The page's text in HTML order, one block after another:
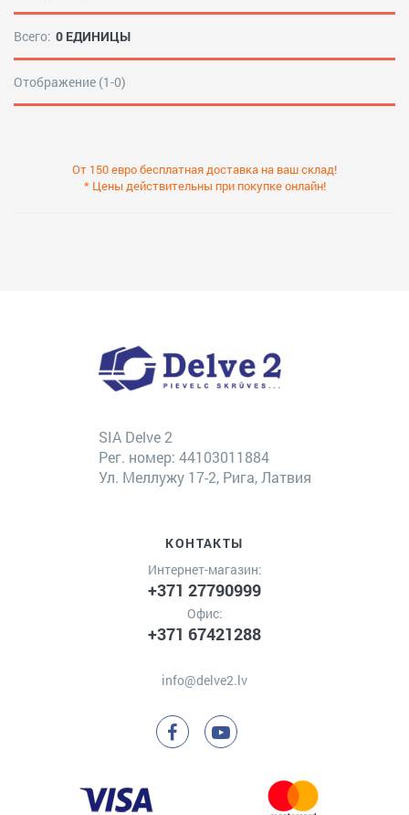
Всего: 0 ЕДИНИЦЫ
Отображение (1-0)
От 150 евро бесплатная доставка на ваш склад!
* Цены действительны при покупке онлайн!
SIA Delve 2
Рег. номер: 44103011884
Ул. Меллужу 17-2, Рига, Латвия
КОНТАКТЫ
Интернет-магазин:
+371 27790999
Офис:
+371 67421288
info@delve2.lv